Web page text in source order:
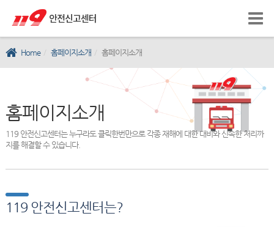
Home 홈페이지소개 홈페이지소개
홈페이지소개
119 안전신고센터는 누구라도 클릭한번만으로 각종 재해에 대한 대비와 신속한 처리까
지를 해결할 수 있습니다.
119 안전신고센터는?